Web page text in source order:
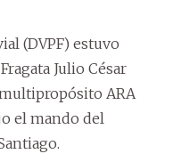
(DVPF) estuvo
Julio César
ARA
el mando del